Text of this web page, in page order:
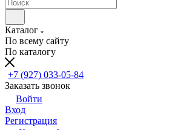
Каталог
По всему сайту
По каталогу
+7 (927) 033-05-84
Заказать звонок
Войти
Вход
Регистрация